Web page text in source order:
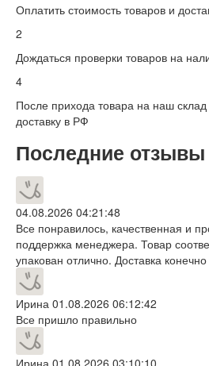
Оплатить стоимость товаров и
2
Дождаться проверки товаров на
4
После прихода товара на наш склад
доставку в РФ
Последние отзывы
04.08.2026 04:21:48
Все понравилось, качественная и
поддержка менеджера. Товар
упакован отлично. Доставка
Ирина 01.08.2026 06:12:42
Все пришло правильно
Ирина 01.08.2026 03:10:10